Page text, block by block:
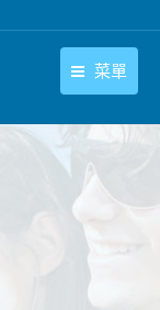
菜單
繁體中文